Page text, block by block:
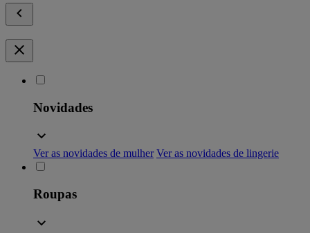
Novidades
Ver as novidades de mulher Ver as novidades de lingerie
Roupas